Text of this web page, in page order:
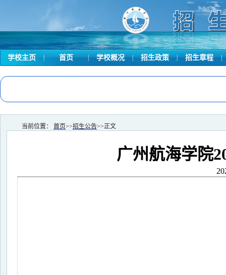
学校主页 首页 | 学校概况 | 招生政策 | 招生章程 |
当前位置： 首页>>招生公告>>正文
广州航海学院